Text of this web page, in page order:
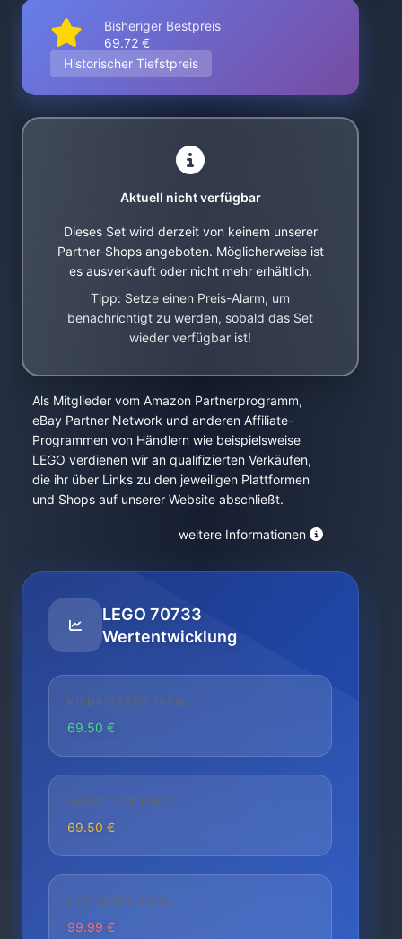
Bisheriger Bestpreis
69.72 €
Historischer Tiefstpreis
Aktuell nicht verfügbar
Dieses Set wird derzeit von keinem unserer
Partner-Shops angeboten. Möglicherweise ist
es ausverkauft oder nicht mehr erhältlich.
Tipp: Setze einen Preis-Alarm, um
benachrichtigt zu werden, sobald das Set
wieder verfügbar ist!
Als Mitglieder vom Amazon Partnerprogramm,
eBay Partner Network und anderen Affiliate-
Programmen von Händlern wie beispielsweise
LEGO verdienen wir an qualifizierten Verkäufen,
die ihr über Links zu den jeweiligen Plattformen
und Shops auf unserer Website abschließt.
weitere Informationen
LEGO 70733
Wertentwicklung
NIEDRIGSTER PREIS
69.50 €
AKTUELLER PREIS
69.50 €
HÖCHSTER PREIS
99.99 €